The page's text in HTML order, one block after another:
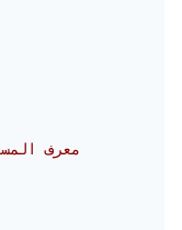
// معرف